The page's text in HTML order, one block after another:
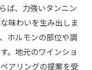
ば、力強いタンニン
味わいを生み出しま
ホルモンの部位や調
。地元のワインショ
アリングの提案を受